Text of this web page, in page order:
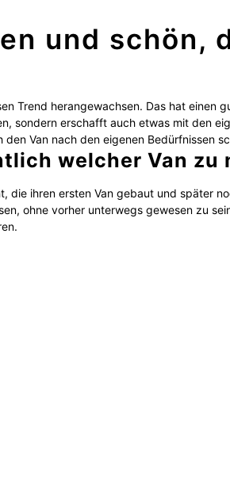
und schön,
Trend herangewachsen. Das hat einen
sondern erschafft auch etwas mit den
Van nach den eigenen Bedürfnissen
welcher Van zu
die ihren ersten Van gebaut und später
ohne vorher unterwegs gewesen zu